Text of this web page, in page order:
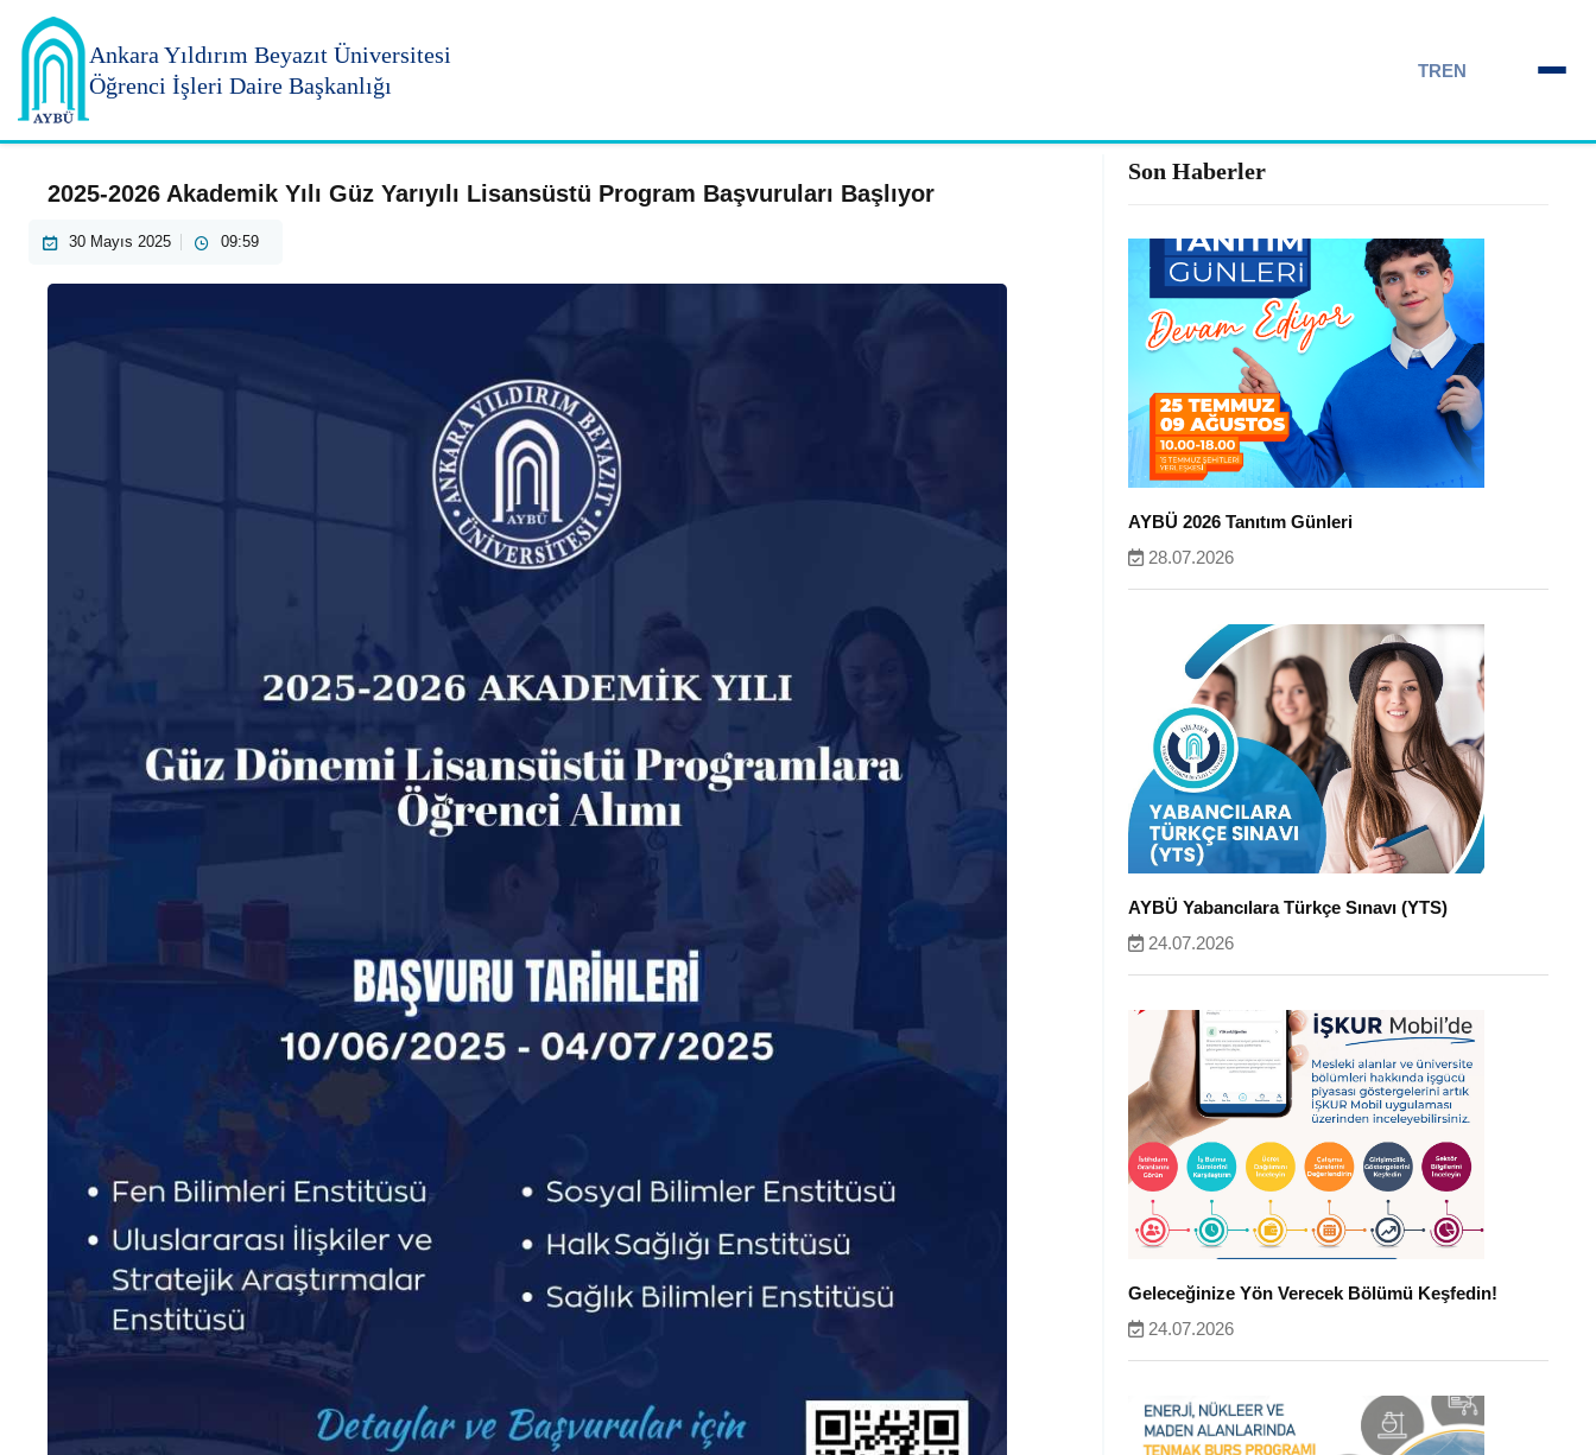
Ankara Yıldırım Beyazıt Üniversitesi
Öğrenci İşleri Daire Başkanlığı
TREN
2025-2026 Akademik Yılı Güz Yarıyılı Lisansüstü Program Başvuruları Başlıyor
30 Mayıs 2025 09:59
Son Haberler
AYBÜ 2026 Tanıtım Günleri
28.07.2026
AYBÜ Yabancılara Türkçe Sınavı (YTS)
24.07.2026
Geleceğinize Yön Verecek Bölümü Keşfedin!
24.07.2026